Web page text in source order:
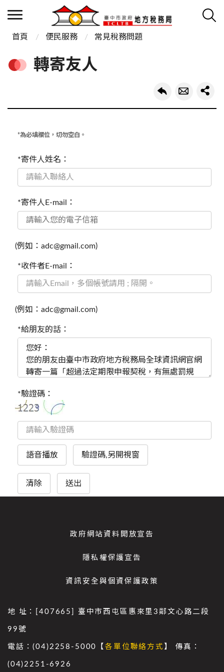
首頁 便民服務 常見稅務問題
轉寄友人
*為必填欄位，切勿空白。
*寄件人姓名：
*寄件人E-mail：
(例如：adc@gmail.com)
*收件者E-mail：
(例如：adc@gmail.com)
*給朋友的話：
*驗證碼：
語音播放 驗證碼,另開視窗
清除 送出
政府網站資料開放宣告
隱私權保護宣告
資訊安全與個資保護政策
地 址：[407665] 臺中市西屯區惠來里3鄰文心路二段
99號
電話：(04)2258-5000【各單位聯絡方式 】 傳真：
(04)2251-6926